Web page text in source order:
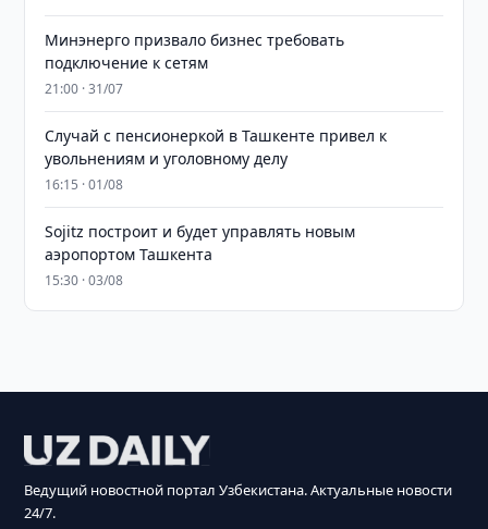
Минэнерго призвало бизнес требовать
подключение к сетям
21:00 · 31/07
Случай с пенсионеркой в Ташкенте привел к
увольнениям и уголовному делу
16:15 · 01/08
Sojitz построит и будет управлять новым
аэропортом Ташкента
15:30 · 03/08
Ведущий новостной портал Узбекистана. Актуальные новости
24/7.